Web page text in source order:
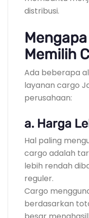
distribusi.
Memilih
Ada beberapa
layanan cargo
perusahaan:
a. Harga
Hal paling
cargo adalah
lebih rendah
reguler.
Cargo
berdasarkan